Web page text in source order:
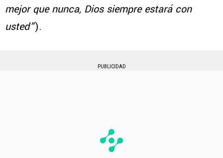
mejor que nunca, Dios siempre estará con
usted”).
PUBLICIDAD